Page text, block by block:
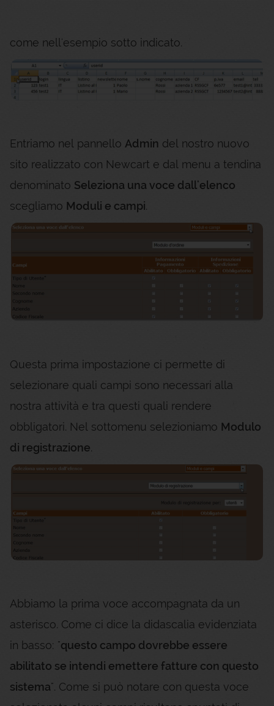
come nell'esempio sotto indicato.
Entriamo nel pannello Admin del nostro nuovo
sito realizzato con Newcart e dal menu a tendina
denominato Seleziona una voce dall'elenco
scegliamo Moduli e campi.
Questa prima impostazione ci permette di
selezionare quali campi sono necessari alla
nostra attività e tra questi quali rendere
obbligatori. Nel sottomenu selezioniamo Modulo
di registrazione.
Abbiamo la prima voce accompagnata da un
asterisco. Come ci dice la didascalia evidenziata
in basso: "questo campo dovrebbe essere
abilitato se intendi emettere fatture con questo
sistema". Come si può notare con questa voce